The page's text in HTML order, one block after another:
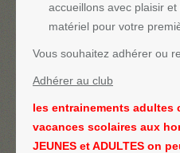
accueillons avec plaisir
matériel pour votre
Vous souhaitez adhérer ou
Adhérer au club
les entrainements
vacances scolaires aux
JEUNES et ADULTES on